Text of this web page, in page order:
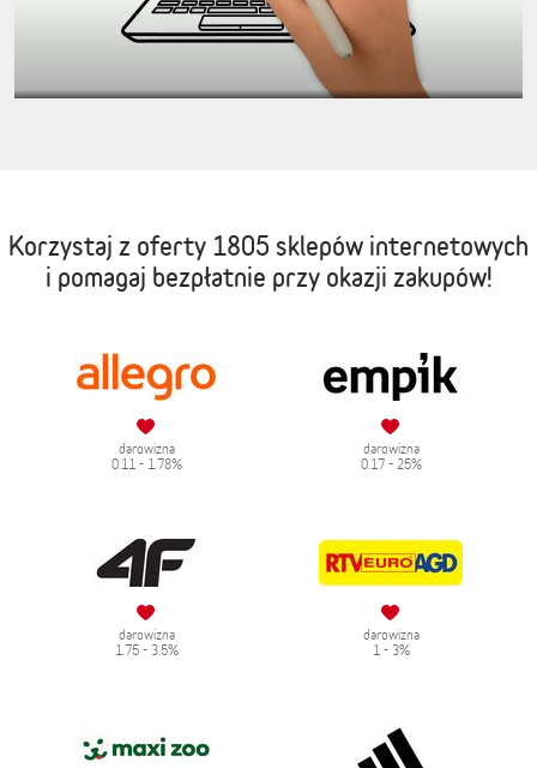
Korzystaj z oferty 1805 sklepów internetowych
i pomagaj bezpłatnie przy okazji zakupów!
darowizna
0.11 - 1.78%
darowizna
0.17 - 25%
darowizna
1.75 - 3.5%
darowizna
1 - 3%